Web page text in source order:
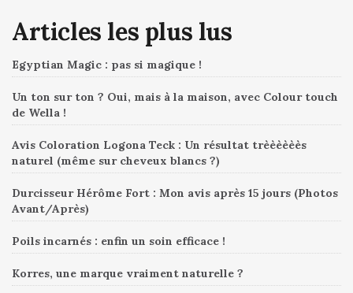
Articles les plus lus
Egyptian Magic : pas si magique !
Un ton sur ton ? Oui, mais à la maison, avec Colour touch
de Wella !
Avis Coloration Logona Teck : Un résultat trèèèèèès
naturel (même sur cheveux blancs ?)
Durcisseur Hérôme Fort : Mon avis après 15 jours (Photos
Avant/Après)
Poils incarnés : enfin un soin efficace !
Korres, une marque vraiment naturelle ?